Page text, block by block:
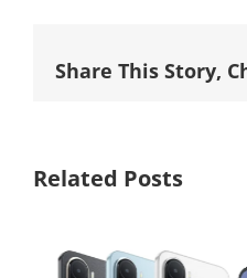
Share This Story,
Related Posts